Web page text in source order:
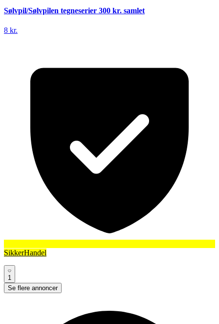
Sølvpil/Sølvpilen tegneserier 300 kr. samlet
8 kr.
SikkerHandel
1
Se flere annoncer